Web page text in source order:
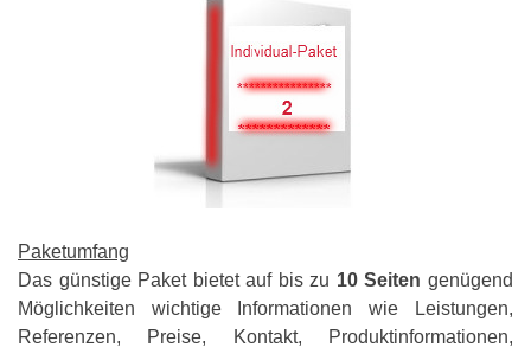
Paketumfang
Das günstige Paket bietet auf bis zu 10 Seiten genügend
Möglichkeiten wichtige Informationen wie Leistungen,
Referenzen, Preise, Kontakt, Produktinformationen,